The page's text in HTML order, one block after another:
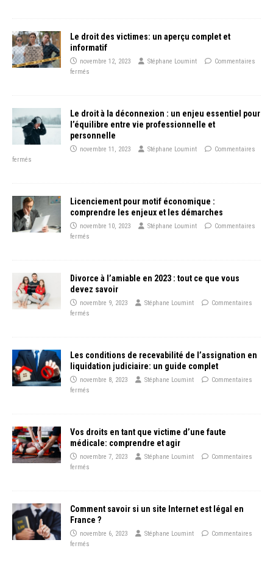
Le droit des victimes: un aperçu complet et
informatif
novembre 12, 2023 Stéphane Loumint
Commentaires
fermés
Le droit à la déconnexion : un enjeu essentiel pour
l’équilibre entre vie professionnelle et
personnelle
novembre 11, 2023 Stéphane Loumint
Commentaires
fermés
Licenciement pour motif économique :
comprendre les enjeux et les démarches
novembre 10, 2023 Stéphane Loumint
Commentaires
fermés
Divorce à l’amiable en 2023 : tout ce que vous
devez savoir
novembre 9, 2023 Stéphane Loumint
Commentaires
fermés
Les conditions de recevabilité de l’assignation en
liquidation judiciaire: un guide complet
novembre 8, 2023 Stéphane Loumint
Commentaires
fermés
Vos droits en tant que victime d’une faute
médicale: comprendre et agir
novembre 7, 2023 Stéphane Loumint
Commentaires
fermés
Comment savoir si un site Internet est légal en
France ?
novembre 6, 2023 Stéphane Loumint
Commentaires
fermés